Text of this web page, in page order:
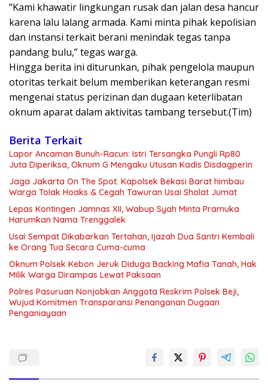
​”Kami khawatir lingkungan rusak dan jalan desa hancur
karena lalu lalang armada. Kami minta pihak kepolisian
dan instansi terkait berani menindak tegas tanpa
pandang bulu,” tegas warga.
​Hingga berita ini diturunkan, pihak pengelola maupun
otoritas terkait belum memberikan keterangan resmi
mengenai status perizinan dan dugaan keterlibatan
oknum aparat dalam aktivitas tambang tersebut.(Tim)
Berita Terkait
Lapor Ancaman Bunuh-Racun: Istri Tersangka Pungli Rp80
Juta Diperiksa, Oknum G Mengaku Utusan Kadis Disdagperin
Jaga Jakarta On The Spot: Kapolsek Bekasi Barat himbau
Warga Tolak Hoaks & Cegah Tawuran Usai Sholat Jumat
Lepas Kontingen Jamnas XII, Wabup Syah Minta Pramuka
Harumkan Nama Trenggalek
Usai Sempat Dikabarkan Tertahan, Ijazah Dua Santri Kembali
ke Orang Tua Secara Cuma-cuma
Oknum Polsek Kebon Jeruk Diduga Backing Mafia Tanah, Hak
Milik Warga Dirampas Lewat Paksaan
Polres Pasuruan Nonjobkan Anggota Reskrim Polsek Beji,
Wujud Komitmen Transparansi Penanganan Dugaan
Penganiayaan